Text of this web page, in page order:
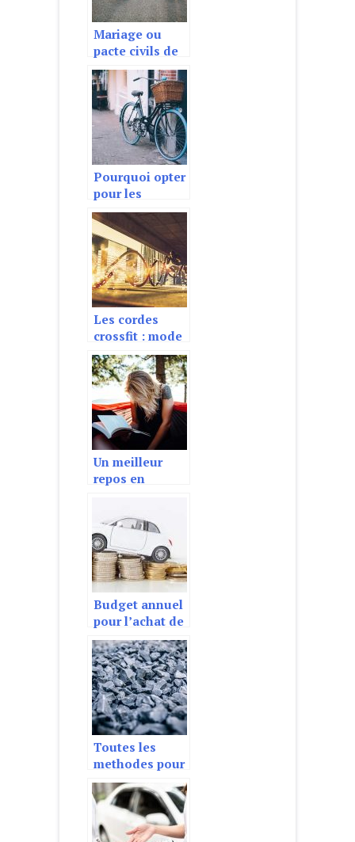
Mariage ou
pacte civils de
solidarité :
quelle est la
meilleure
option ?
Pourquoi opter
pour les
mobilités
douces et
durables ?
Les cordes
crossfit : mode
d’emploi
Un meilleur
repos en
au hamac
Budget annuel
pour l’achat de
voiture : quels
sont les frais a
prevoir ?
Toutes les
methodes pour
calculer le
volume en
tonne